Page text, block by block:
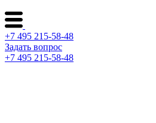
+7 495 215-58-48
Задать вопрос
+7 495 215-58-48